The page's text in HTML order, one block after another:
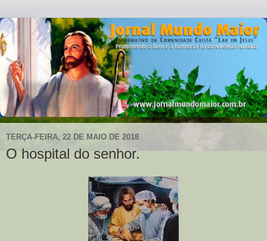
TERÇA-FEIRA, 22 DE MAIO DE 2018
O hospital do senhor.